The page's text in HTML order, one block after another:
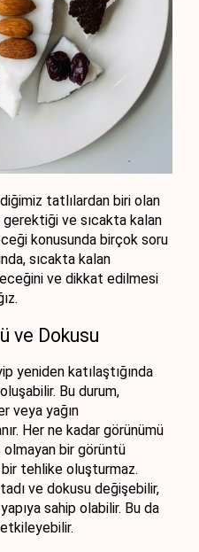
tatlılardan biri olan
gerektiği ve sıcakta kalan
konusunda birçok soru
sıcakta kalan
ve dikkat edilmesi
ve Dokusu
yeniden katılaştığında
Bu durum,
veya yağın
Her ne kadar görünümü
bir görüntü
bir tehlike oluşturmaz.
ve dokusu değişebilir,
sahip olabilir. Bu da